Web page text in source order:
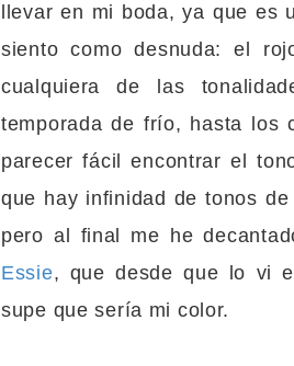
llevar en mi boda, ya que
siento como desnuda: el
cualquiera de las
temporada de frío, hasta los
parecer fácil encontrar el
que hay infinidad de tonos
pero al final me he
Essie, que desde que lo vi
supe que sería mi color.